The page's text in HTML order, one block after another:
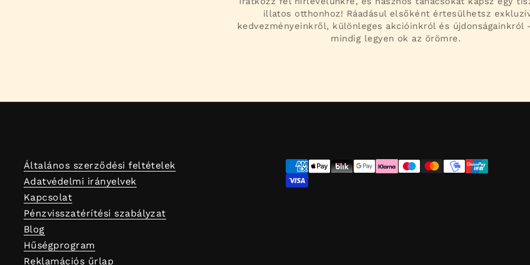
illatos otthonhoz! Ráadásul elsőként értesülhetsz
kedvezményeinkről, különleges akcióinkról és újdonságainkról
mindig legyen ok az örömre.
Általános szerződési feltételek
Adatvédelmi irányelvek
Kapcsolat
Pénzvisszatérítési szabályzat
Blog
Hűségprogram
Reklamációs űrlap